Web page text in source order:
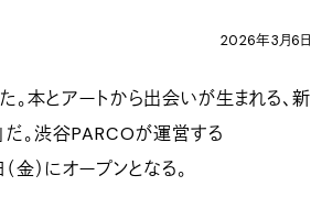
2026年3月6日
本とアートから出会いが生まれる、新
。渋谷PARCOが運営する
金）にオープンとなる。